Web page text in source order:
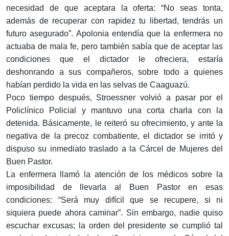
necesidad de que aceptara la oferta: “No seas tonta,
además de recuperar con rapidez tu libertad, tendrás un
futuro asegurado”. Apolonia entendía que la enfermera no
actuaba de mala fe, pero también sabía que de aceptar las
condiciones que el dictador le ofreciera, estaría
deshonrando a sus compañeros, sobre todo a quienes
habían perdido la vida en las selvas de Caaguazú.
Poco tiempo después, Stroessner volvió a pasar por el
Policlínico Policial y mantuvo una corta charla con la
detenida. Básicamente, le reiteró su ofrecimiento, y ante la
negativa de la precoz combatiente, el dictador se irritó y
dispuso su inmediato traslado a la Cárcel de Mujeres del
Buen Pastor.
La enfermera llamó la atención de los médicos sobre la
imposibilidad de llevarla al Buen Pastor en esas
condiciones: “Será muy difícil que se recupere, si ni
siquiera puede ahora caminar”. Sin embargo, nadie quiso
escuchar excusas; la orden del presidente se cumplió tal